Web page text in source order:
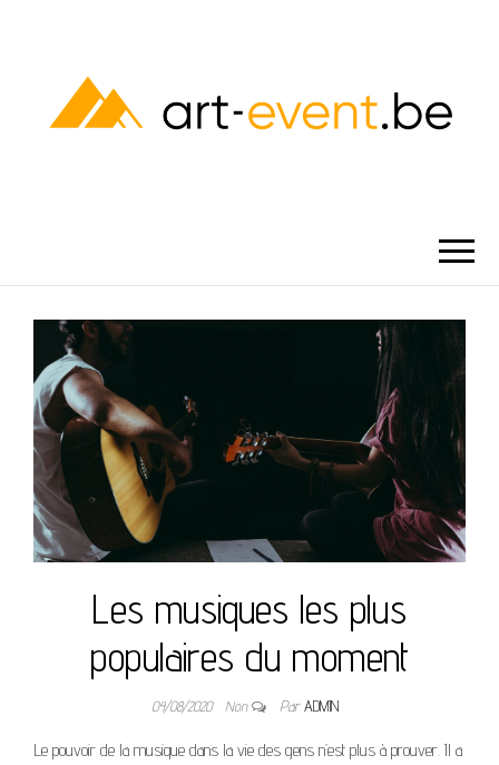
Les musiques les plus
populaires du moment
04/08/2020 Non ParADMIN
Le pouvoir de la musique dans la vie des gens n’est plus à prouver. Il a